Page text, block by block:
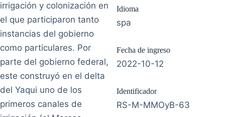
irrigación y colonización en
el que participaron tanto
instancias del gobierno
como particulares. Por
parte del gobierno federal,
este construyó en el delta
del Yaqui uno de los
primeros canales de
Idioma
spa
Fecha de ingreso
2022-10-12
Identificador
RS-M-MMOyB-63